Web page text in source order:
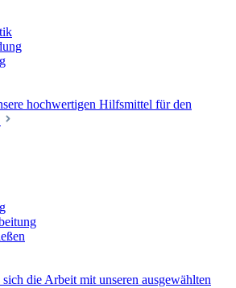
hochwertigen Hilfsmittel für den
die Arbeit mit unseren ausgewählten